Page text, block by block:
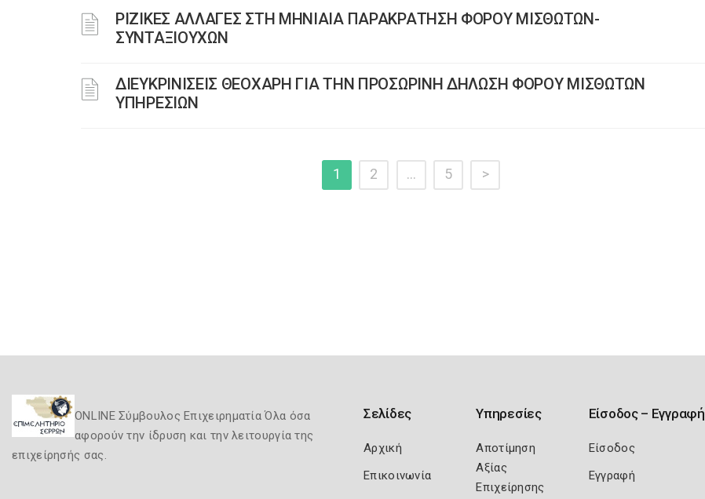
ΡΙΖΙΚΕΣ ΑΛΛΑΓΕΣ ΣΤΗ ΜΗΝΙΑΙΑ ΠΑΡΑΚΡΑΤΗΣΗ ΦΟΡΟΥ ΜΙΣΘΩΤΩΝ-
ΣΥΝΤΑΞΙΟΥΧΩΝ
ΔΙΕΥΚΡΙΝΙΣΕΙΣ ΘΕΟΧΑΡΗ ΓΙΑ ΤΗΝ ΠΡΟΣΩΡΙΝΗ ΔΗΛΩΣΗ ΦΟΡΟΥ ΜΙΣΘΩΤΩΝ
ΥΠΗΡΕΣΙΩΝ
1 2 … 5 >
ONLINE Σύμβουλος Επιχειρηματία Όλα όσα
αφορούν την ίδρυση και την λειτουργία της
επιχείρησής σας.
Σελίδες
Αρχική
Επικοινωνία
Υπηρεσίες
Αποτίμηση
Αξίας
Επιχείρησης
Είσοδος – Εγγραφή
Είσοδος
Εγγραφή